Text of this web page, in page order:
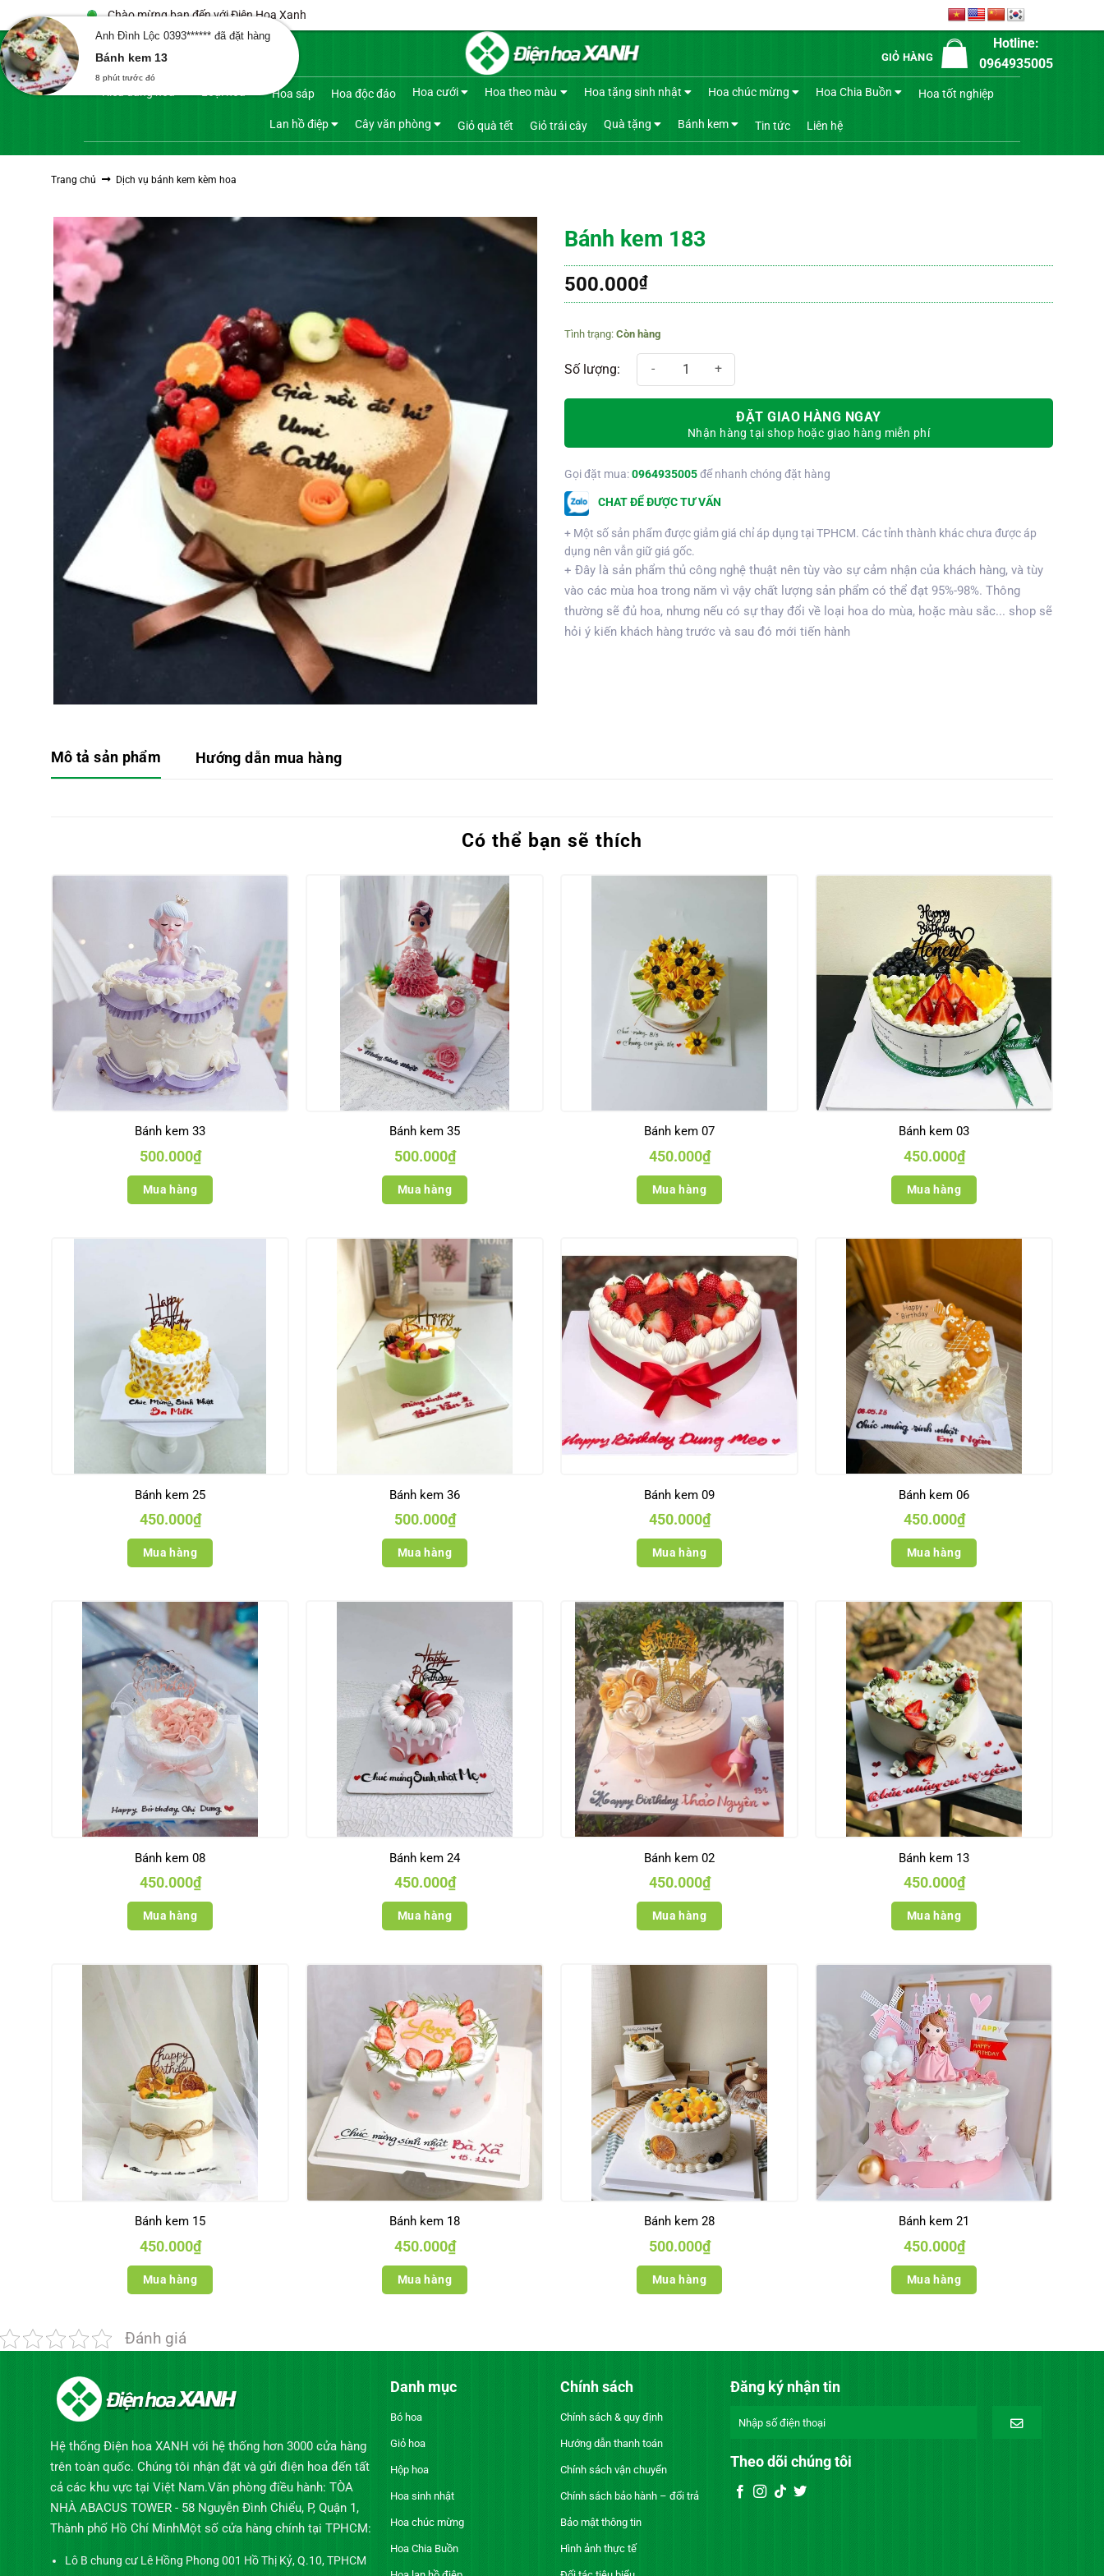
qua
nội
dung
Chào mừng bạn đến với Điện Hoa Xanh
Tìm
kiếm:
GIỎ HÀNG
Hotline:
0964935005
Kiểu dáng hoa Loại hoa Hoa sáp Hoa độc đáo Hoa cưới Hoa theo màu Hoa tặng sinh nhật Hoa chúc mừng Hoa Chia Buồn Hoa tốt nghiệp
Lan hồ điệp Cây văn phòng Giỏ quà tết Giỏ trái cây Quà tặng Bánh kem Tin tức Liên hệ
Trang chủ Dịch vụ bánh kem kèm hoa
Bánh kem 183
500.000₫
Còn hàng
Bánh kem 183 số lượng
ĐẶT GIAO HÀNG NGAY
Nhận hàng tại shop hoặc giao hàng miễn phí
Gọi đặt mua:0964935005để nhanh chóng đặt hàng
CHAT ĐỂ ĐƯỢC TƯ VẤN
+ Một số sản phẩm được giảm giá chỉ áp dụng tại TPHCM. Các tỉnh thành khác chưa được áp
dụng nên vẫn giữ giá gốc.
+ Đây là sản phẩm thủ công nghệ thuật nên tùy vào sự cảm nhận của khách hàng, và tùy
vào các mùa hoa trong năm vì vậy chất lượng sản phẩm có thể đạt 95%-98%. Thông
thường sẽ đủ hoa, nhưng nếu có sự thay đổi về loại hoa do mùa, hoặc màu sắc... shop sẽ
hỏi ý kiến khách hàng trước và sau đó mới tiến hành
Mô tả sản phẩm Hướng dẫn mua hàng
Có thể bạn sẽ thích
Bánh kem 33
500.000₫
Mua hàng
Bánh kem 35
500.000₫
Mua hàng
Bánh kem 07
450.000₫
Mua hàng
Bánh kem 03
450.000₫
Mua hàng
Bánh kem 25
450.000₫
Mua hàng
Bánh kem 36
500.000₫
Mua hàng
Bánh kem 09
450.000₫
Mua hàng
Bánh kem 06
450.000₫
Mua hàng
Bánh kem 08
450.000₫
Mua hàng
Bánh kem 24
450.000₫
Mua hàng
Bánh kem 02
450.000₫
Mua hàng
Bánh kem 13
450.000₫
Mua hàng
Bánh kem 15
450.000₫
Mua hàng
Bánh kem 18
450.000₫
Mua hàng
Bánh kem 28
500.000₫
Mua hàng
Bánh kem 21
450.000₫
Mua hàng
Đánh giá
Hệ thống Điện hoa XANH với hệ thống hơn 3000 cửa hàng
trên toàn quốc. Chúng tôi nhận đặt và gửi điện hoa đến tất
cả các khu vực tại Việt Nam.Văn phòng điều hành: TÒA
NHÀ ABACUS TOWER - 58 Nguyễn Đình Chiểu, P, Quận 1,
Thành phố Hồ Chí MinhMột số cửa hàng chính tại TPHCM:
Lô B chung cư Lê Hồng Phong 001 Hồ Thị Kỷ, Q.10, TPHCM
Danh mục
Bó hoa
Giỏ hoa
Hộp hoa
Hoa sinh nhật
Hoa chúc mừng
Hoa Chia Buồn
Chính sách
Chính sách & quy định
Hướng dẫn thanh toán
Chính sách vận chuyển
Chính sách bảo hành – đổi trả
Bảo mật thông tin
Hình ảnh thực tế
Đăng ký nhận tin
Theo dõi chúng tôi
Anh Ðình Lộc 0393****** đã đặt hàng
Bánh kem 13
8 phút trước đó